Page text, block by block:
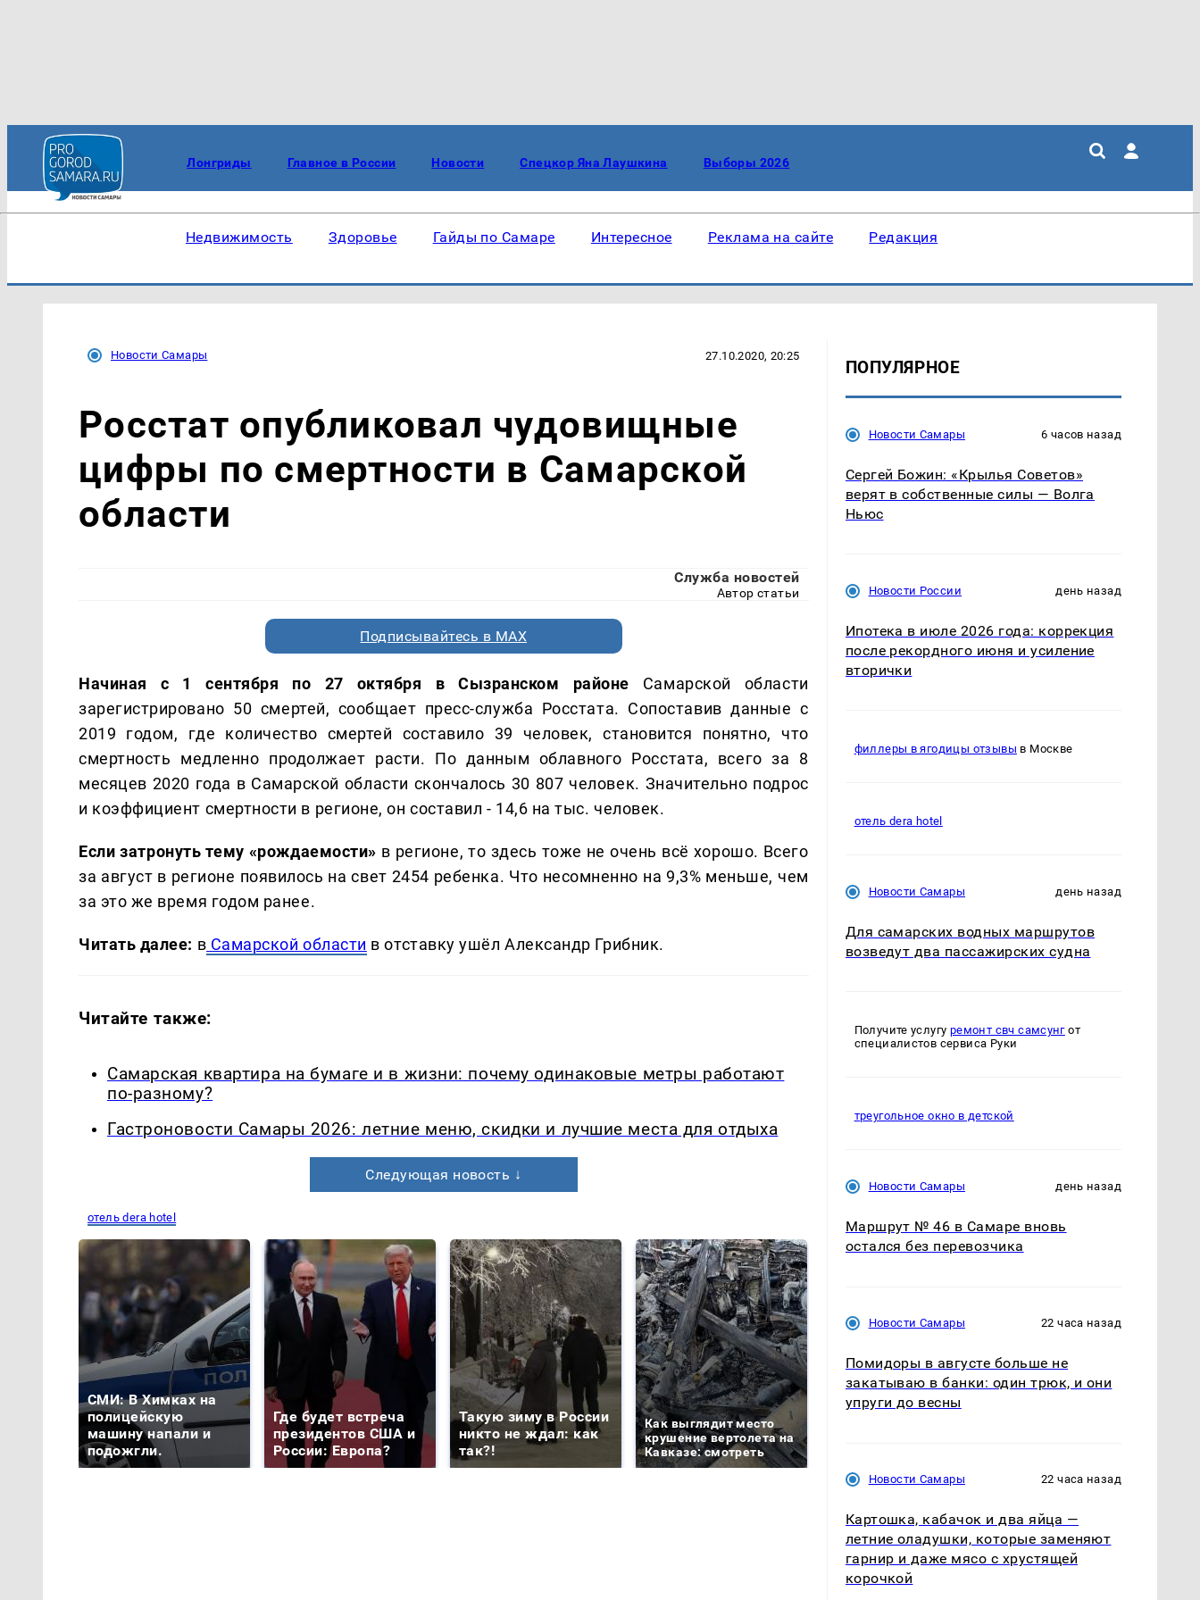
Лонгриды Главное в России Новости Спецкор Яна Лаушкина Выборы 2026
Недвижимость Здоровье Гайды по Самаре Интересное Реклама на сайте Редакция
Новости Самары 27.10.2020, 20:25
Росстат опубликовал чудовищные
цифры по смертности в Самарской
области
Служба новостей
Автор статьи
Подписывайтесь в MAX
Начиная с 1 сентября по 27 октября в Сызранском районе Самарской области
зарегистрировано 50 смертей, сообщает пресс-служба Росстата. Сопоставив данные с
2019 годом, где количество смертей составило 39 человек, становится понятно, что
смертность медленно продолжает расти. По данным облавного Росстата, всего за 8
месяцев 2020 года в Самарской области скончалось 30 807 человек. Значительно подрос
и коэффициент смертности в регионе, он составил - 14,6 на тыс. человек.
Если затронуть тему «рождаемости» в регионе, то здесь тоже не очень всё хорошо. Всего
за август в регионе появилось на свет 2454 ребенка. Что несомненно на 9,3% меньше, чем
за это же время годом ранее.
Читать далее: в Самарской области в отставку ушёл Александр Грибник.
Читайте также:
Самарская квартира на бумаге и в жизни: почему одинаковые метры работают
по-разному?
Гастроновости Самары 2026: летние меню, скидки и лучшие места для отдыха
Следующая новость ↓
отель dera hotel
СМИ: В Химках на
полицейскую
машину напали и
подожгли.
Где будет встреча
президентов США и
России: Европа?
Такую зиму в России
никто не ждал: как
так?!
Как выглядит место
крушение вертолета на
Кавказе: смотреть
ПОПУЛЯРНОЕ
Новости Самары 6 часов назад
Сергей Божин: «Крылья Советов»
верят в собственные силы — Волга
Ньюс
Новости России день назад
Ипотека в июле 2026 года: коррекция
после рекордного июня и усиление
вторички
филлеры в ягодицы отзывы в Москве
отель dera hotel
Новости Самары день назад
Для самарских водных маршрутов
возведут два пассажирских судна
Получите услугу ремонт свч самсунгот
специалистов сервиса Руки
треугольное окно в детской
Новости Самары день назад
Маршрут № 46 в Самаре вновь
остался без перевозчика
Новости Самары 22 часа назад
Помидоры в августе больше не
закатываю в банки: один трюк, и они
упруги до весны
Новости Самары 22 часа назад
Картошка, кабачок и два яйца —
летние оладушки, которые заменяют
гарнир и даже мясо с хрустящей
корочкой